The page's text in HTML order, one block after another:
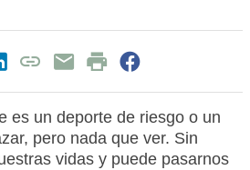
es un deporte de riesgo o un
pero nada que ver. Sin
vidas y puede pasarnos